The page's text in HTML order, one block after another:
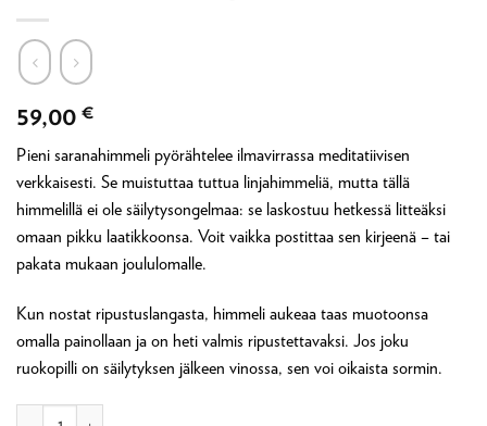
59,00 €
Pieni saranahimmeli pyörähtelee ilmavirrassa meditatiivisen
verkkaisesti. Se muistuttaa tuttua linjahimmeliä, mutta tällä
himmelillä ei ole säilytysongelmaa: se laskostuu hetkessä litteäksi
omaan pikku laatikkoonsa. Voit vaikka postittaa sen kirjeenä – tai
pakata mukaan joululomalle.
Kun nostat ripustuslangasta, himmeli aukeaa taas muotoonsa
omalla painollaan ja on heti valmis ripustettavaksi. Jos joku
ruokopilli on säilytyksen jälkeen vinossa, sen voi oikaista sormin.